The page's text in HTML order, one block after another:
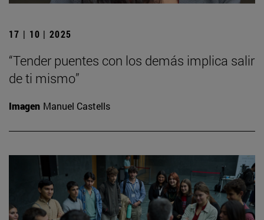
17 | 10 | 2025
“Tender puentes con los demás implica salir
de ti mismo”
Imagen Manuel Castells